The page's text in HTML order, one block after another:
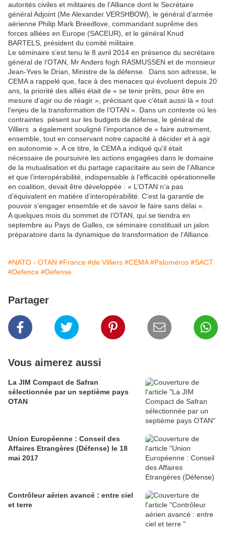
autorités civiles et militaires de l’Alliance dont le Secrétaire
général Adjoint (Me Alexander VERSHBOW), le général d’armée
aérienne Philip Mark Breedlove, commandant suprême des
forces alliées en Europe (SACEUR), et le général Knud
BARTELS, président du comité militaire.
Le séminaire s’est tenu le 8 avril 2014 en présence du secrétaire
général de l’OTAN, Mr Anders fogh RASMUSSEN et de monsieur
Jean-Yves le Drian, Ministre de la défense. Dans son adresse, le
CEMA a rappelé que, face à des menaces qui évoluent depuis 20
ans, la priorité des alliés était de « se tenir prêts, pour être en
mesure d’agir ou de réagir », précisant que c’était aussi là « tout
l’enjeu de la transformation de l’OTAN ». Dans un contexte où les
contraintes pèsent sur les budgets de défense, le général de
Villiers a également souligné l’importance de « faire autrement,
ensemble, tout en conservant notre capacité à décider et à agir
en autonomie ». A ce titre, le CEMA a indiqué qu’il était
nécessaire de poursuivre les actions engagées dans le domaine
de la mutualisation et du partage capacitaire au sein de l’Alliance
et que l’interopérabilité, indispensable à l’efficacité opérationnelle
en coalition, devait être développée : « L’OTAN n’a pas
d’équivalent en matière d’interopérabilité. C’est la garantie de
pouvoir s’engager ensemble et de savoir le faire sans délai ».
A quelques mois du sommet de l’OTAN, qui se tiendra en
septembre au Pays de Galles, ce séminaire constituait un jalon
préparatoire dans la dynamique de transformation de l’Alliance.
#NATO - OTAN #France #de Villiers #CEMA #Paloméros #SACT
#Defence #Défense
Partager
Vous aimerez aussi
La JIM Compact de Safran
sélectionnée par un septième pays
OTAN
Union Européenne : Conseil des
Affaires Etrangères (Défense) le 18
mai 2017
Contrôleur aérien avancé : entre ciel
et terre